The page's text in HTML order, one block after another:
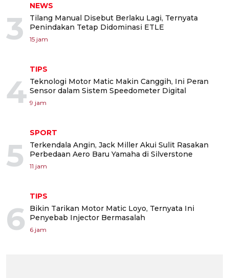
3
NEWS
Tilang Manual Disebut Berlaku Lagi, Ternyata
Penindakan Tetap Didominasi ETLE
15 jam
4
TIPS
Teknologi Motor Matic Makin Canggih, Ini Peran
Sensor dalam Sistem Speedometer Digital
9 jam
5
SPORT
Terkendala Angin, Jack Miller Akui Sulit Rasakan
Perbedaan Aero Baru Yamaha di Silverstone
11 jam
6
TIPS
Bikin Tarikan Motor Matic Loyo, Ternyata Ini
Penyebab Injector Bermasalah
6 jam